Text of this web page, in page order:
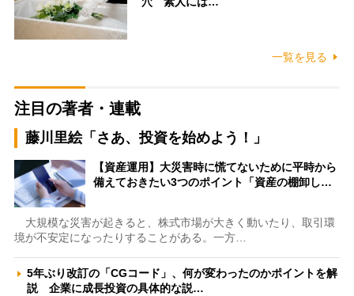
一覧を見る
注目の著者・連載
藤川里絵「さあ、投資を始めよう！」
【資産運用】大災害時に慌てないために平時から
備えておきたい3つのポイント「資産の棚卸し…
大規模な災害が起きると、株式市場が大きく動いたり、取引環
境が不安定になったりすることがある。一方…
5年ぶり改訂の「CGコード」、何が変わったのかポイントを解
説 企業に成長投資の具体的な説…